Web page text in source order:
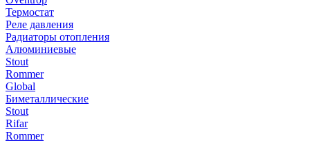
Термостат
Реле давления
Радиаторы отопления
Алюминиевые
Stout
Rommer
Global
Биметаллические
Stout
Rifar
Rommer